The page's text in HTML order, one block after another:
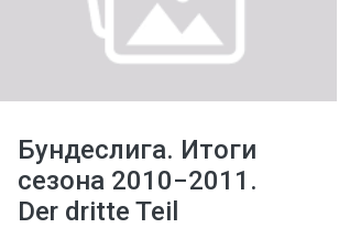
Бундеслига. Итоги
сезона 2010−2011.
Der dritte Teil